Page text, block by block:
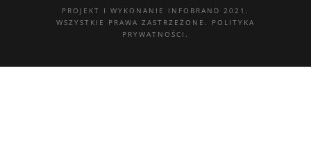
PROJEKT I WYKONANIE INFOBRAND 2021.
WSZYSTKIE PRAWA ZASTRZEŻONE. POLITYKA
PRYWATNOŚCI.